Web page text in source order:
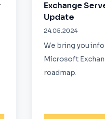
Exchange
Update
24.05.2024
We bring you
Microsoft
roadmap.